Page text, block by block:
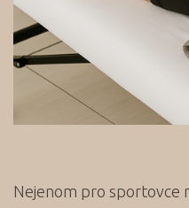
Nejenom pro sportovce